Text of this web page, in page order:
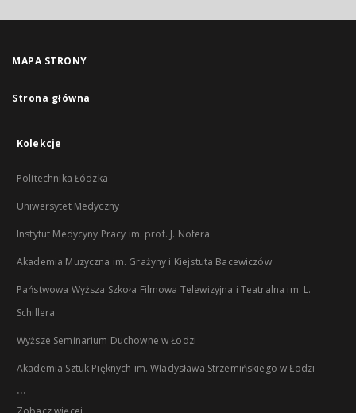
MAPA STRONY
Strona główna
Kolekcje
Politechnika Łódzka
Uniwersytet Medyczny
Instytut Medycyny Pracy im. prof. J. Nofera
Akademia Muzyczna im. Grażyny i Kiejstuta Bacewiczów
Państwowa Wyższa Szkoła Filmowa Telewizyjna i Teatralna im. L.
Schillera
Wyższe Seminarium Duchowne w Łodzi
Akademia Sztuk Pięknych im. Władysława Strzemińskiego w Łodzi
...